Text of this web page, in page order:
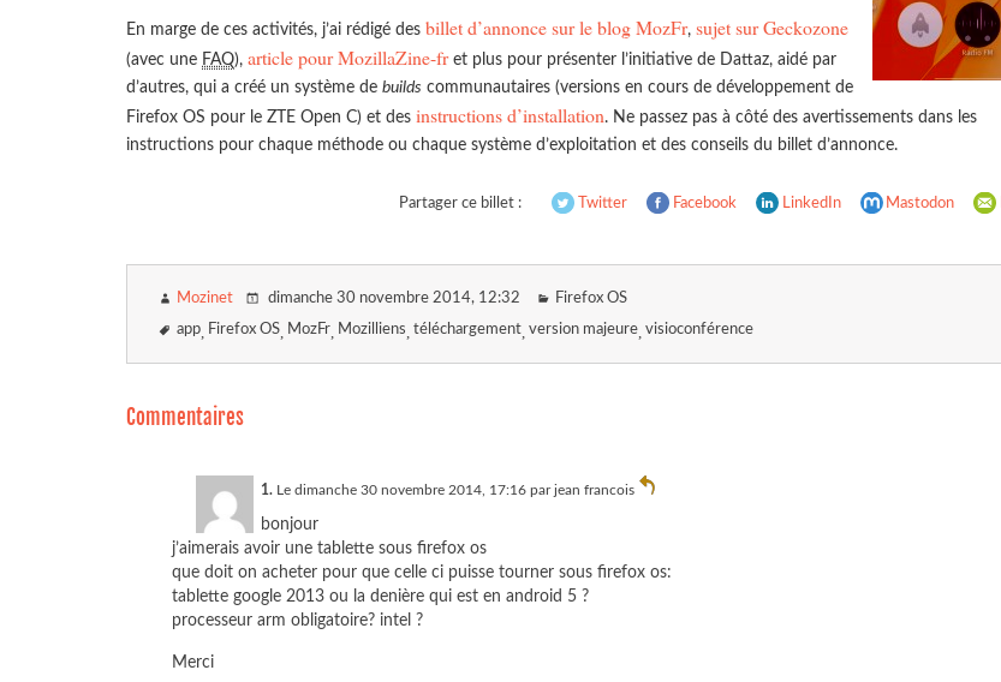
En marge de ces activités, j’ai rédigé des billet d’annonce sur le blog MozFr, sujet sur Geckozone
(avec une FAQ), article pour MozillaZine-fret plus pour présenter l’initiative de Dattaz, aidé par
d’autres, qui a créé un système de builds communautaires (versions en cours de développement de
Firefox OS pour le ZTE Open C) et des instructions d’installation. Ne passez pas à côté des avertissements dans les
instructions pour chaque méthode ou chaque système d’exploitation et des conseils du billet d’annonce.
Partager ce billet : Twitter Facebook LinkedIn Mastodon
Mozinet dimanche 30 novembre 2014, 12:32 Firefox OS
app Firefox OS MozFr Mozilliens téléchargement version majeure visioconférence
Commentaires
1. Le dimanche 30 novembre 2014, 17:16 par jean francois
bonjour
j’aimerais avoir une tablette sous firefox os
que doit on acheter pour que celle ci puisse tourner sous firefox os:
tablette google 2013 ou la denière qui est en android 5 ?
processeur arm obligatoire? intel ?
Merci